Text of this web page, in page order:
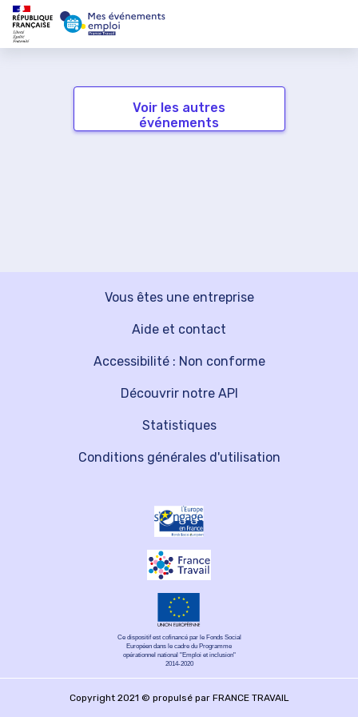
Voir les autres
événements
Vous êtes une entreprise
Découvrir notre API
Aide et contact
Statistiques
Accessibilité : Non conforme
Conditions générales d'utilisation
Ce dispositif est cofinancé par le Fonds Social
Européen dans le cadre du Programme
opérationnel national "Emploi et inclusion"
2014-2020
Copyright 2021 © propulsé par FRANCE TRAVAIL